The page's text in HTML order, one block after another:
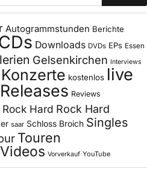
Autogrammstunden Berichte
Downloads DVDs EPs Essen
Gelsenkirchen Interviews
Konzerte kostenlos live
Releases Reviews
Rock Hard Rock Hard
saar Schloss Broich Singles
Touren
Videos Vorverkauf YouTube